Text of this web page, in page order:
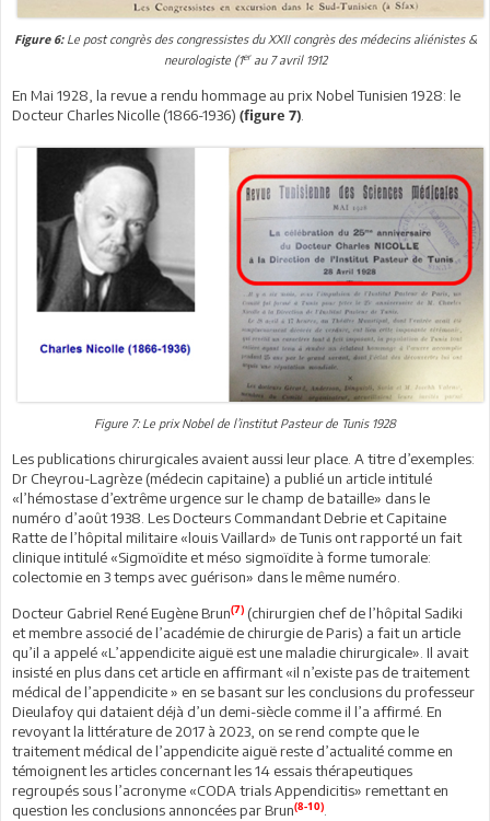
Figure 6:Le post congrès des congressistes du XXII congrès des médecins aliénistes &
neurologiste (1erau 7 avril 1912
En Mai 1928, la revue a rendu hommage au prix Nobel Tunisien 1928: le
Docteur Charles Nicolle (1866-1936) (figure 7)
Figure 7: Le prix Nobel de l’institut Pasteur de Tunis 1928
Les publications chirurgicales avaient aussi leur place. A titre d’exemples:
Dr Cheyrou-Lagrèze (médecin capitaine) a publié un article intitulé
«l’hémostase d’extrême urgence sur le champ de bataille» dans le
numéro d’août 1938. Les Docteurs Commandant Debrie et Capitaine
Ratte de l’hôpital militaire «louis Vaillard» de Tunis ont rapporté un fait
clinique intitulé «Sigmoïdite et méso sigmoïdite à forme tumorale:
colectomie en 3 temps avec guérison» dans le même numéro.
Docteur Gabriel René Eugène Brun(7) (chirurgien chef de l’hôpital Sadiki
et membre associé de l’académie de chirurgie de Paris) a fait un article
qu’il a appelé «L’appendicite aiguë est une maladie chirurgicale». Il avait
insisté en plus dans cet article en affirmant «il n’existe pas de traitement
médical de l’appendicite » en se basant sur les conclusions du professeur
Dieulafoy qui dataient déjà d’un demi-siècle comme il l’a affirmé. En
revoyant la littérature de 2017 à 2023, on se rend compte que le
traitement médical de l’appendicite aiguë reste d’actualité comme en
témoignent les articles concernant les 14 essais thérapeutiques
regroupés sous l’acronyme «CODA trials Appendicitis» remettant en
question les conclusions annoncées par Brun(8-10).